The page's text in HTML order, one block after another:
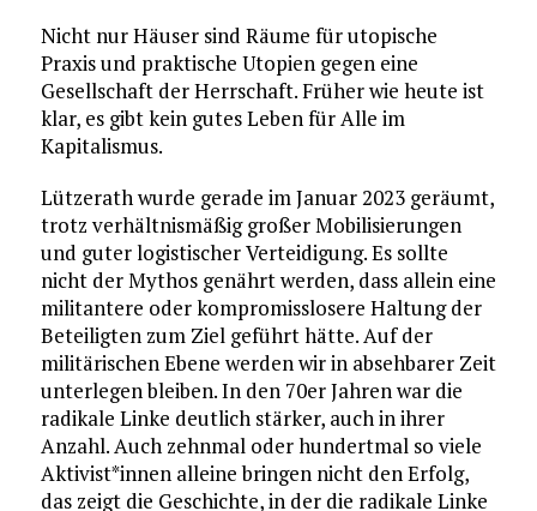
Nicht nur Häuser sind Räume für utopische
Praxis und praktische Utopien gegen eine
Gesellschaft der Herrschaft. Früher wie heute ist
klar, es gibt kein gutes Leben für Alle im
Kapitalismus.
Lützerath wurde gerade im Januar 2023 geräumt,
trotz verhältnismäßig großer Mobilisierungen
und guter logistischer Verteidigung. Es sollte
nicht der Mythos genährt werden, dass allein eine
militantere oder kompromisslosere Haltung der
Beteiligten zum Ziel geführt hätte. Auf der
militärischen Ebene werden wir in absehbarer Zeit
unterlegen bleiben. In den 70er Jahren war die
radikale Linke deutlich stärker, auch in ihrer
Anzahl. Auch zehnmal oder hundertmal so viele
Aktivist*innen alleine bringen nicht den Erfolg,
das zeigt die Geschichte, in der die radikale Linke